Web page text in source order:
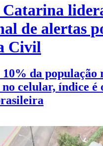
Catarina
de alertas
Civil
da população
no celular, índice é